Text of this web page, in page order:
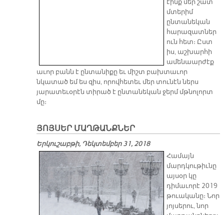
էինք մեր շատ
մտերիմ
ընտանեկան
հարազատներ
ուն հետ։ Ըստ
իս, աշխարհի
ամենաարժէք
աւոր բանն է ընտանիքը եւ միշտ բախտաւոր
նկատած եմ ես զիս, որովհետեւ մեր տունէն ներս
յարատեւօրէն տիրած է ընտանեկան ջերմ մթնոլորտ
մը։
ՅՈՅՍԵՐ ՄԱՂԹԱՆՔՆԵՐ
Երկուշաբթի, Դեկտեմբեր 31, 2018
Համայն
մարդկութիւնը
այսօր կը
դիմաւորէ 2019
թուականը։ Նոր
յոյսերու, նոր